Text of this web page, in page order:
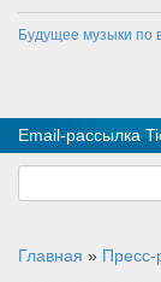
Будущее музыки по
Email-рассылка
Главная » Пресс-